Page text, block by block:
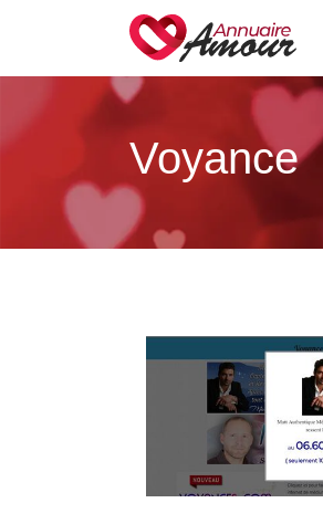
Voyance